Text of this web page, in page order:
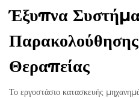
Έξυπνα
Θεραπείας
Το εργοστάσιο κατασκευής